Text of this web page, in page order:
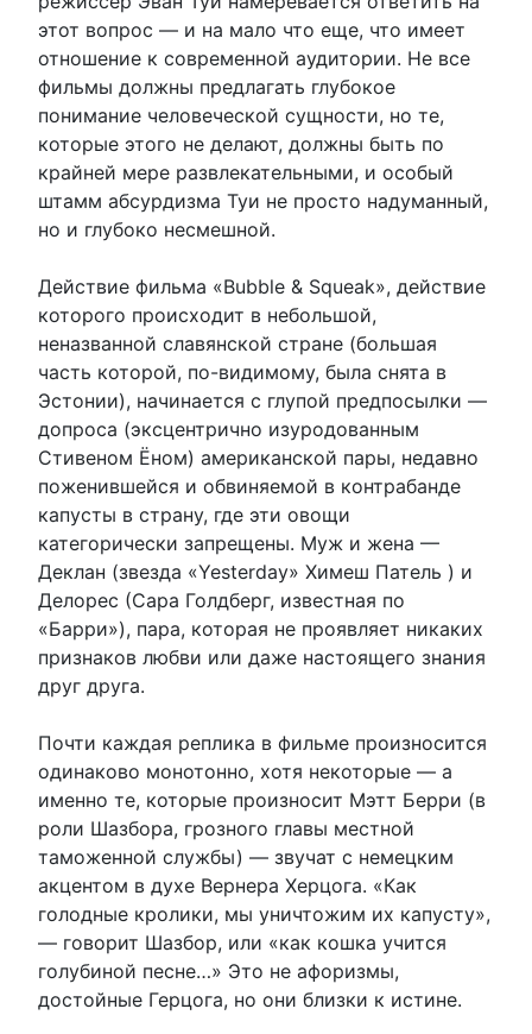
этот вопрос — и на мало что еще, что имеет
отношение к современной аудитории. Не все
фильмы должны предлагать глубокое
понимание человеческой сущности, но те,
которые этого не делают, должны быть по
крайней мере развлекательными, и особый
штамм абсурдизма Туи не просто надуманный,
но и глубоко несмешной.
Действие фильма «Bubble & Squeak», действие
которого происходит в небольшой,
неназванной славянской стране (большая
часть которой, по-видимому, была снята в
Эстонии), начинается с глупой предпосылки —
допроса (эксцентрично изуродованным
Стивеном Ёном) американской пары, недавно
поженившейся и обвиняемой в контрабанде
капусты в страну, где эти овощи
категорически запрещены. Муж и жена —
Деклан (звезда «Yesterday» Химеш Патель ) и
Делорес (Сара Голдберг, известная по
«Барри»), пара, которая не проявляет никаких
признаков любви или даже настоящего знания
друг друга.
Почти каждая реплика в фильме произносится
одинаково монотонно, хотя некоторые — а
именно те, которые произносит Мэтт Берри (в
роли Шазбора, грозного главы местной
таможенной службы) — звучат с немецким
акцентом в духе Вернера Херцога. «Как
голодные кролики, мы уничтожим их капусту»,
— говорит Шазбор, или «как кошка учится
голубиной песне…» Это не афоризмы,
достойные Герцога, но они близки к истине.